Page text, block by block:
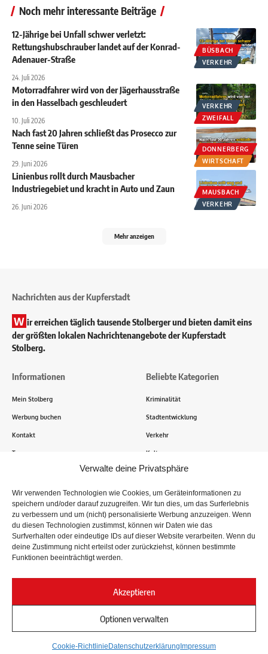
Verwalte deine Privatsphäre
Wir verwenden Technologien wie Cookies, um Geräteinformationen zu
speichern und/oder darauf zuzugreifen. Wir tun dies, um das Surferlebnis
zu verbessern und um (nicht) personalisierte Werbung anzuzeigen. Wenn
du diesen Technologien zustimmst, können wir Daten wie das
Surfverhalten oder eindeutige IDs auf dieser Website verarbeiten. Wenn du
deine Zustimmung nicht erteilst oder zurückziehst, können bestimmte
Funktionen beeinträchtigt werden.
Akzeptieren
Optionen verwalten
Cookie-Richtlinie Datenschutzerklärung Impressum
Noch mehr interessante Beiträge
BÜSBACH
VERKEHR
12-Jährige bei Unfall schwer verletzt:
Rettungshubschrauber landet auf der Konrad-
Adenauer-Straße
24. Juli 2026
VERKEHR
ZWEIFALL
Motorradfahrer wird von der Jägerhausstraße
in den Hasselbach geschleudert
10. Juli 2026
DONNERBERG
WIRTSCHAFT
Nach fast 20 Jahren schließt das Prosecco zur
Tenne seine Türen
29. Juni 2026
MAUSBACH
VERKEHR
Linienbus rollt durch Mausbacher
Industriegebiet und kracht in Auto und Zaun
26. Juni 2026
Mehr anzeigen
Nachrichten aus der Kupferstadt
W ir erreichen täglich tausende Stolberger und bieten damit eins
der größten lokalen Nachrichtenangebote der Kupferstadt
Stolberg.
Informationen
Mein Stolberg
Werbung buchen
Kontakt
Transparenz
Beliebte Kategorien
Kriminalität
Stadtentwicklung
Verkehr
Kultur
Tausende Stolberger sind bereits dabei! Du sendest uns
Informationen, Bilder und Erlebnisse aus der Kupferstadt – Wir
recherchieren, sammeln Informationen und berichten!
Mein Stolberg. Nachrichten der Stolberger aus der Kupferstadt.
Impressum